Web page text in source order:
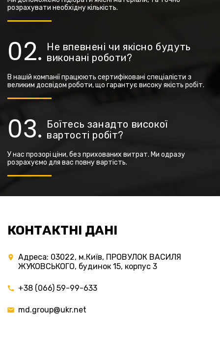
розрахувати необхідну кількість.
Не впевнені чи якісно будуть
виконані роботи?
В нашій компанії працюють сертифіковані спеціалісти з
великим досвідом роботи, що гарантує високу якість робіт.
Боїтесь занадто високої
вартості робіт?
У нас прозорі ціни, без прихованих витрат. Ми одразу
розрахуємо для вас повну вартість.
КОНТАКТНІ ДАНІ
Адреса: 03022, м.Київ, ПРОВУЛОК ВАСИЛЯ
ЖУКОВСЬКОГО, будинок 15, корпус 3
+38 (066) 59-99-633
md.group@ukr.net